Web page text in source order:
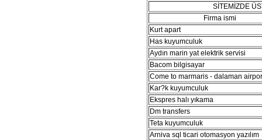
SİTEMİZDE
Firma ismi
Kurt apart
Has kuyumculuk
Aydın marin yat elektrik servisi
Bacom bilgisayar
Come to marmaris - dalaman
Kar?k kuyumculuk
Ekspres halı yıkama
Dm transfers
Teta kuyumculuk
Arniva sql ticari otomasyon yazılım